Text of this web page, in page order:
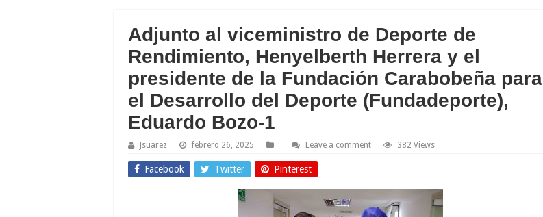
Adjunto al viceministro de Deporte de
Rendimiento, Henyelberth Herrera y el
presidente de la Fundación Carabobeña para
el Desarrollo del Deporte (Fundadeporte),
Eduardo Bozo-1
Jsuarez febrero 26, 2025 Leave a comment 382 Views
Facebook Twitter Pinterest